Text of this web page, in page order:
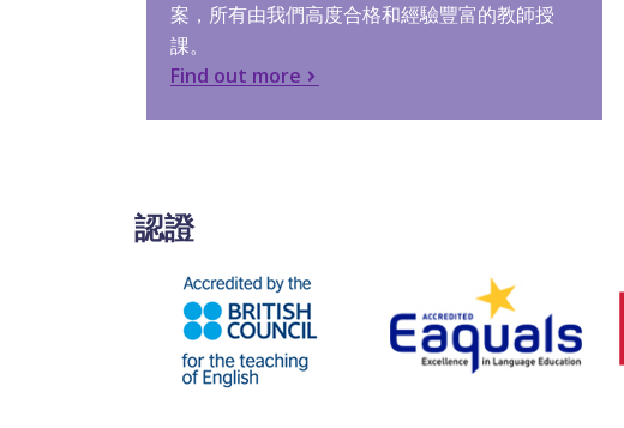
案，所有由我們高度合格和經驗豐富的教師授
課。
Find out more
認證